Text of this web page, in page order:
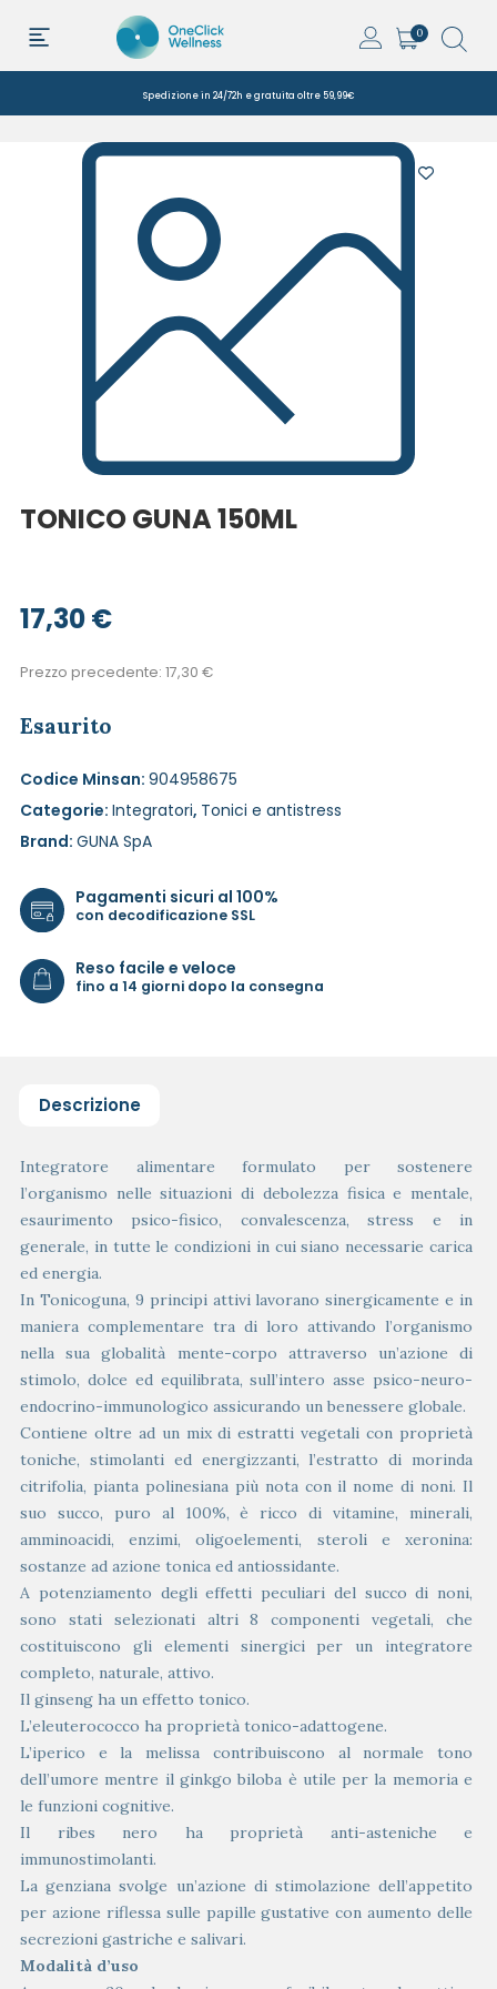
0
Spedizione in 24/72h e gratuita oltre 59,99€
TONICO GUNA 150ML
17,30€
Prezzo precedente: 17,30 €
Esaurito
Codice Minsan: 904958675
Categorie: Integratori, Tonici e antistress
Brand: GUNA SpA
Pagamenti sicuri al 100%
con decodificazione SSL
Reso facile e veloce
fino a 14 giorni dopo la consegna
Descrizione
Integratore alimentare formulato per sostenere
l’organismo nelle situazioni di debolezza fisica e mentale,
esaurimento psico-fisico, convalescenza, stress e in
generale, in tutte le condizioni in cui siano necessarie carica
ed energia.
In Tonicoguna, 9 principi attivi lavorano sinergicamente e in
maniera complementare tra di loro attivando l’organismo
nella sua globalità mente-corpo attraverso un’azione di
stimolo, dolce ed equilibrata, sull’intero asse psico-neuro-
endocrino-immunologico assicurando un benessere globale.
Contiene oltre ad un mix di estratti vegetali con proprietà
toniche, stimolanti ed energizzanti, l’estratto di morinda
citrifolia, pianta polinesiana più nota con il nome di noni. Il
suo succo, puro al 100%, è ricco di vitamine, minerali,
amminoacidi, enzimi, oligoelementi, steroli e xeronina:
sostanze ad azione tonica ed antiossidante.
A potenziamento degli effetti peculiari del succo di noni,
sono stati selezionati altri 8 componenti vegetali, che
costituiscono gli elementi sinergici per un integratore
completo, naturale, attivo.
Il ginseng ha un effetto tonico.
L’eleuterococco ha proprietà tonico-adattogene.
L’iperico e la melissa contribuiscono al normale tono
dell’umore mentre il ginkgo biloba è utile per la memoria e
le funzioni cognitive.
Il ribes nero ha proprietà anti-asteniche e
immunostimolanti.
La genziana svolge un’azione di stimolazione dell’appetito
per azione riflessa sulle papille gustative con aumento delle
secrezioni gastriche e salivari.
Modalità d’uso